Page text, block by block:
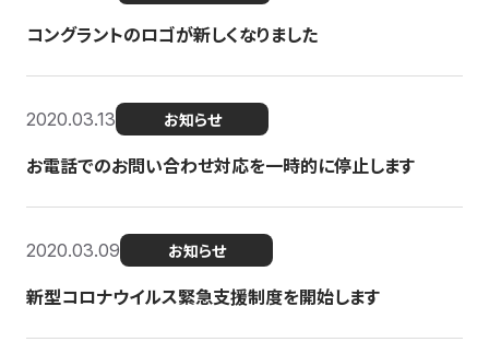
コングラントのロゴが新しくなりました
2020.03.13 お知らせ
お電話でのお問い合わせ対応を一時的に停止します
2020.03.09 お知らせ
新型コロナウイルス緊急支援制度を開始します